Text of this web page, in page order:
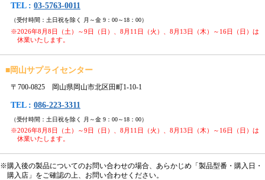
TEL : 03-5763-0011
（受付時間：土日祝を除く 月～金 9：00～18：00）
※2026年8月8日（土）～9日（日）、8月11日（火）、8月13日（木）～16日（日）は
休業いたします。
■岡山サプライセンター
〒700-0825 岡山県岡山市北区田町1-10-1
TEL : 086-223-3311
（受付時間：土日祝を除く 月～金 9：00～18：00）
※2026年8月8日（土）～9日（日）、8月11日（火）、8月13日（木）～16日（日）は
休業いたします。
※購入後の製品についてのお問い合わせの場合、あらかじめ「製品型番・購入日・
購入店」をご確認の上、お問い合わせください。